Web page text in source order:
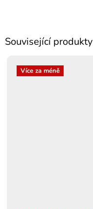
Související produkty
Více za méně